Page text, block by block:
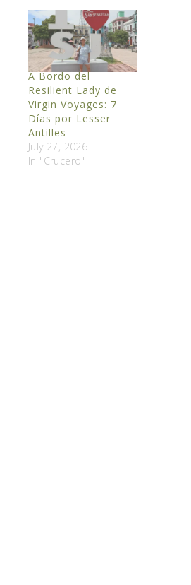
A Bordo del
Resilient Lady de
Virgin Voyages: 7
Días por Lesser
Antilles
July 27, 2026
In "Crucero"